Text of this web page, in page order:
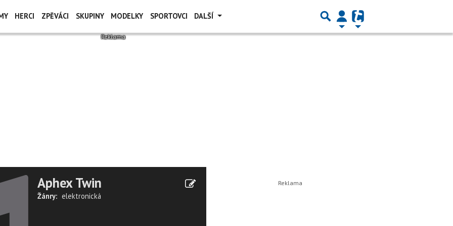
HERCI ZPĚVÁCI SKUPINY MODELKY SPORTOVCI DALŠÍ
Aphex Twin
Žánry: elektronická